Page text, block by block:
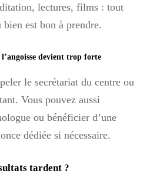
lectures, films : tout
est bon à prendre.
devient trop forte
le secrétariat du centre ou
Vous pouvez aussi
ou bénéficier d’une
dédiée si nécessaire.
tardent ?